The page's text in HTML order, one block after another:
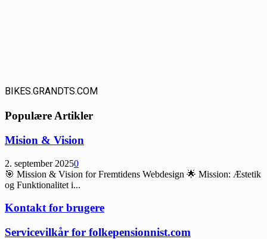
BIKES.GRANDTS.COM
Populære Artikler
Mision & Vision
2. september 20250
🎯 Mission & Vision for Fremtidens Webdesign 🌟 Mission: Æstetik
og Funktionalitet i...
Kontakt for brugere
Servicevilkår for folkepensionnist.com